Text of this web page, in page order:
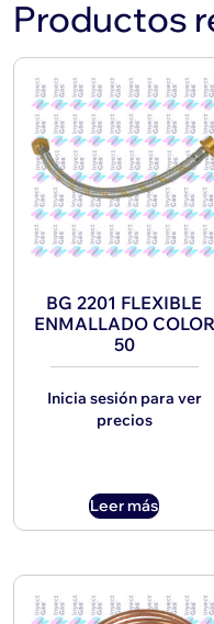
Productos
BG 2201 FLEXIBLE
ENMALLADO COLOR
50
Inicia sesión para ver
precios
Leer más